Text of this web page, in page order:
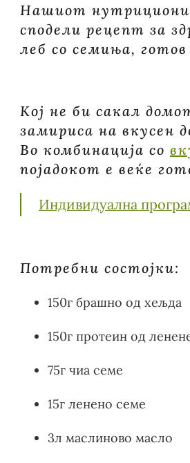
Нашиот
сподели рецепт за
леб со семиња, готов
Кој не би сакал
замириса на вкусен
Во комбинација со
појадокот е веќе
Индивидуална
Потребни состојки:
150г брашно од хељда
150г протеин од
75г чиа семе
15г ленено семе
3л маслиново масло